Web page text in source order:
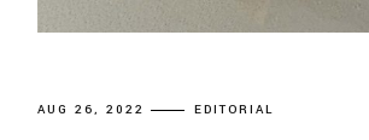
AUG 26, 2022 EDITORIAL